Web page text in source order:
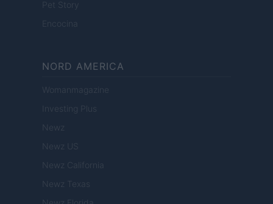
Pet Story
Encocina
NORD AMERICA
Womanmagazine
Investing Plus
Newz
Newz US
Newz California
Newz Texas